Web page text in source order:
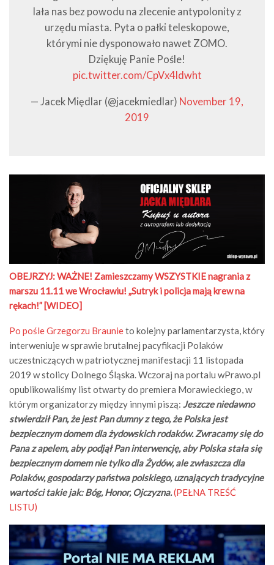
lała nas bez powodu na zlecenie antypolonity z
urzędu miasta. Pyta o pałki teleskopowe,
którymi nie dysponowało nawet ZOMO.
Dziękuję Panie Pośle!
pic.twitter.com/CpVx4ldwht
— Jacek Międlar (@jacekmiedlar) November 19,
2019
OBEJRZYJ:WAŻNE! Zamieszczamy WSZYSTKIE nagrania z
marszu 11.11 we Wrocławiu! „Sutryk i policja mają krew na
rękach!” [WIDEO]
Po pośle Grzegorzu Braunieto kolejny parlamentarzysta, który
interweniuje w sprawie brutalnej pacyfikacji Polaków
uczestniczących w patriotycznej manifestacji 11 listopada
2019 w stolicy Dolnego Śląska. Wczoraj na portalu wPrawo.pl
opublikowaliśmy list otwarty do premiera Morawieckiego, w
którym organizatorzy między innymi piszą: Jeszcze niedawno
stwierdził Pan, że jest Pan dumny z tego, że Polska jest
bezpiecznym domem dla żydowskich rodaków. Zwracamy się do
Pana z apelem, aby podjął Pan interwencję, aby Polska stała się
bezpiecznym domem nie tylko dla Żydów, ale zwłaszcza dla
Polaków, gospodarzy państwa polskiego, uznających tradycyjne
wartości takie jak: Bóg, Honor, Ojczyzna.(PEŁNA TREŚĆ
LISTU)